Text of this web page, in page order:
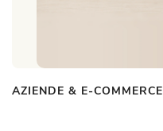
AZIENDE & E-COMMERCE